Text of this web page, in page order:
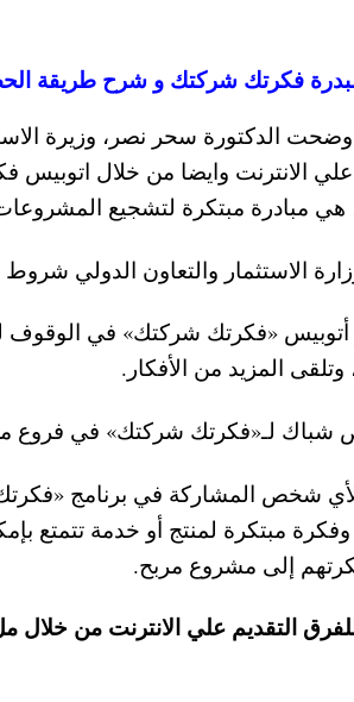
فكرتك شركتك و شرح طريقة الحصول
الدكتورة سحر نصر، وزيرة
الانترنت وايضا من خلال
مبادرة مبتكرة لتشجيع المشروعات
الاستثمار والتعاون الدولي
أتوبيس «فكرتك شركتك» في الوقوف
وتلقى المزيد من الأفكار.
شخص المشاركة في برنامج
وفكرة مبتكرة لمنتج أو خدمة تتمتع
إلى مشروع مربح.